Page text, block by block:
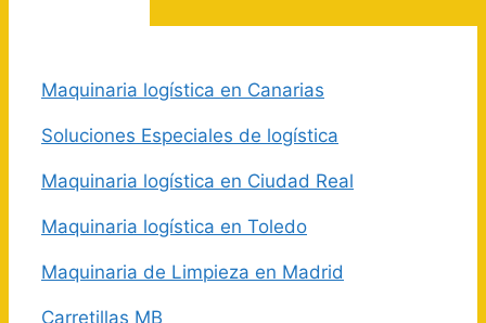
Maquinaria logística en Canarias
Soluciones Especiales de logística
Maquinaria logística en Ciudad Real
Maquinaria logística en Toledo
Maquinaria de Limpieza en Madrid
Carretillas MB